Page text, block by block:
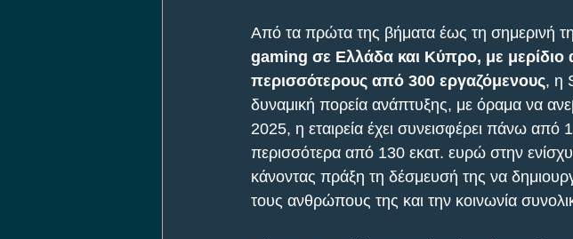
Από τα πρώτα της βήματα έως τη σημερινή
gaming σε Ελλάδα και Κύπρο, με μερίδιο
περισσότερους από 300 εργαζόμενους, η
δυναμική πορεία ανάπτυξης, με όραμα να
2025, η εταιρεία έχει συνεισφέρει πάνω
περισσότερα από 130 εκατ. ευρώ στην
κάνοντας πράξη τη δέσμευσή της να
τους ανθρώπους της και την κοινωνία